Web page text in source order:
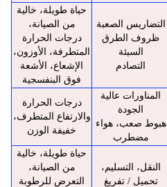
التضاريس الصعبة
ظروف الطرق
السيئة
التصادم
حياة طويلة، خالية
من الصيانة،
درجات الحرارة
المتطرفة، الأوزون،
الإشعاع، الأشعة
فوق البنفسجية
المناورات عالية
الجودة
هبوط صعب، هواء
مضطرب
درجات الحرارة
والارتفاع المتطرف،
خفيفة الوزن
النقل، التسليم،
تحميل / تفريغ
حياة طويلة، خالية
من الصيانة،
التعرض للرطوبة